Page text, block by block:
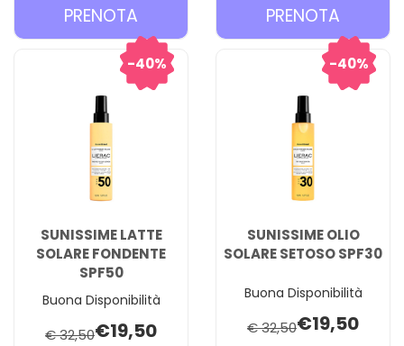
PRENOTA PRENOTA SUNISSIME
FLUIDO
SOLARE
VISO
PRENOTA
LATTE
SOLARE
SUNISSIME LATTE
SOLARE FONDENTE
SPF50
Buona Disponibilità
40%
€ 32,50€19,50
SUNISSIME OLIO
SOLARE SETOSO SPF30
Buona Disponibilità
40%
€ 32,50€19,50